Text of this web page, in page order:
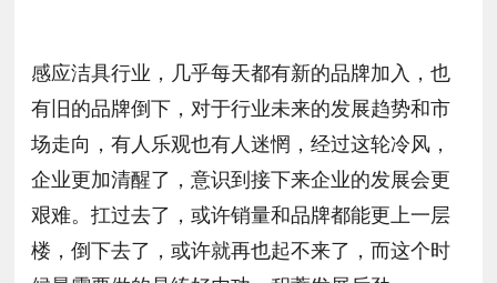
感应洁具行业，几乎每天都有新的品牌加入，也
有旧的品牌倒下，对于行业未来的发展趋势和市
场走向，有人乐观也有人迷惘，经过这轮冷风，
企业更加清醒了，意识到接下来企业的发展会更
艰难。扛过去了，或许销量和品牌都能更上一层
楼，倒下去了，或许就再也起不来了，而这个时